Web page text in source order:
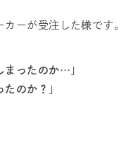
ーが受注した様です。
まったのか… 」
たのか？ 」